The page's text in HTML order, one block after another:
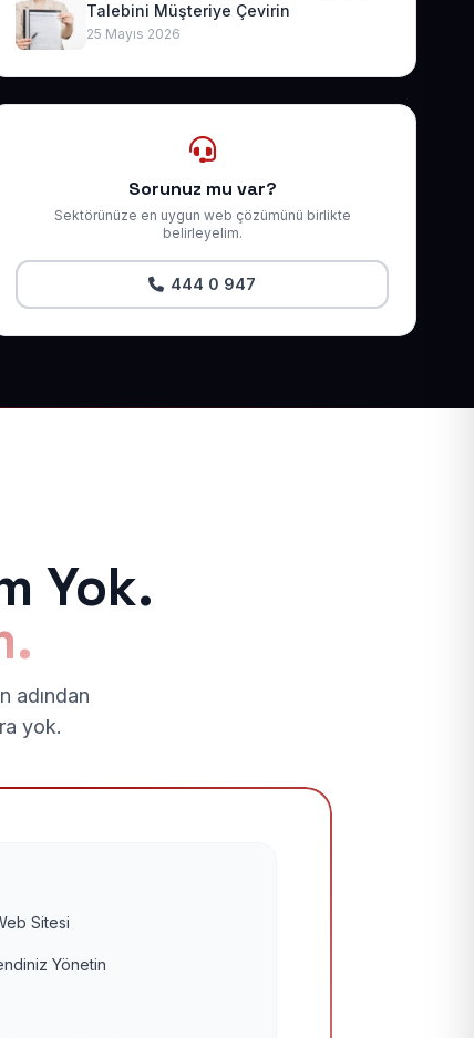
Talebini Müşteriye Çevirin
25 Mayıs 2026
Sorunuz mu var?
Sektörünüze en uygun web çözümünü birlikte
belirleyelim.
444 0 947
Yok.
adından
yok.
Sitesi
Yönetin